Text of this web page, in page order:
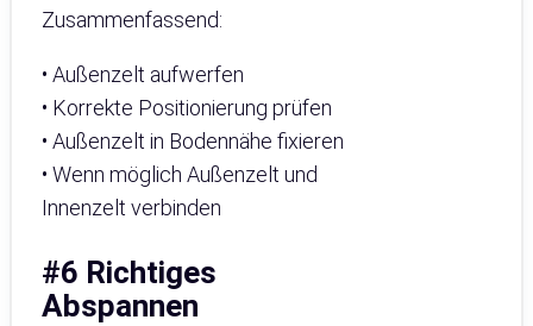
Zusammenfassend:
• Außenzelt aufwerfen
• Korrekte Positionierung prüfen
• Außenzelt in Bodennähe fixieren
• Wenn möglich Außenzelt und
Innenzelt verbinden
#6 Richtiges
Abspannen